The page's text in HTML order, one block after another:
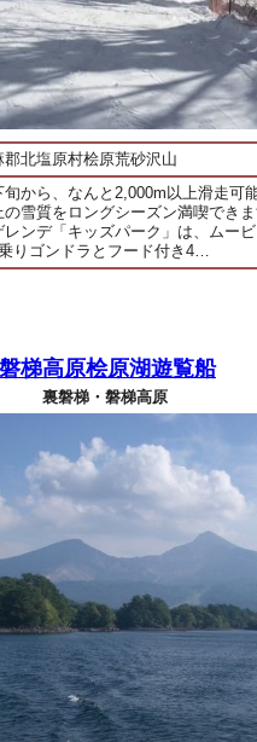
郡北塩原村桧原荒砂沢山
旬から、なんと2,000m以上滑走可
の雪質をロングシーズン満喫でき
レンデ「キッズパーク」は、ムー
りゴンドラとフード付き4…
磐梯高原桧原湖遊覧船
裏磐梯・磐梯高原